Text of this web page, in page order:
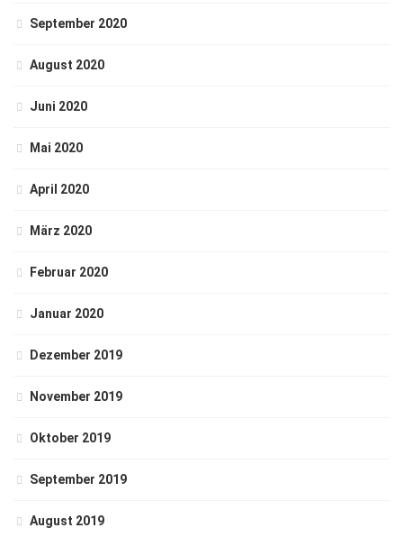
September 2020
August 2020
Juni 2020
Mai 2020
April 2020
März 2020
Februar 2020
Januar 2020
Dezember 2019
November 2019
Oktober 2019
September 2019
August 2019